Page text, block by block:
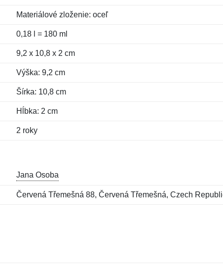
Materiálové zloženie: oceľ
0,18 l = 180 ml
9,2 x 10,8 x 2 cm
Výška: 9,2 cm
Šírka: 10,8 cm
Hĺbka: 2 cm
2 roky
Jana Osoba
Červená Třemešná 88, Červená Třemešná, Czech